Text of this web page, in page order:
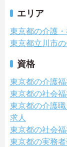
エリア
東京都の介護
東京都立川市
資格
東京都の介護
東京都の社会
東京都の介護
求人
東京都の社会
東京都の実務